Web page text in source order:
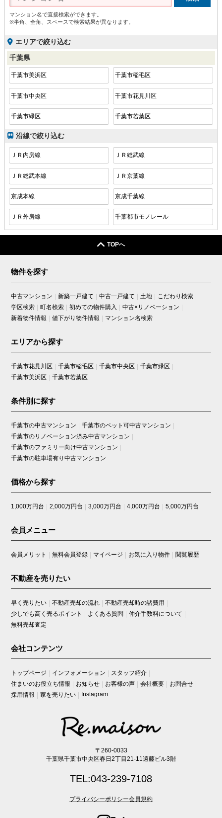
マンション名で直接検索ができます。
※半角、全角、スペースで検索結果が異なります。
エリアで絞り込む
千葉県
千葉市美浜区 千葉市稲毛区
千葉市中央区 千葉市花見川区
千葉市緑区 千葉市若葉区
沿線で絞り込む
ＪＲ内房線 ＪＲ総武線
ＪＲ総武本線 ＪＲ京葉線
京成本線 京成千葉線
ＪＲ外房線 千葉都市モノレール
TOPへ
物件を探す
中古マンション 新築一戸建て 中古一戸建て 土地
こだわり検索
学区検索
町名検索 初めての物件購入
中古×リノベーション
新着物件情報
値下がり物件情報 マンション名検索
エリアから探す
千葉市花見川区 千葉市稲毛区 千葉市中央区
千葉市緑区
千葉市美浜区
千葉市若葉区
条件別に探す
千葉市の中古マンション
千葉市のペット可中古マンション
千葉市のリノベーション済み中古マンション
千葉市のファミリー向け中古マンション
千葉市の駐車場有り中古マンション
価格から探す
1,000万円台 2,000万円台 3,000万円台 4,000万円台 5,000万円台
会員メニュー
会員メリット 無料会員登録 マイページ お気に入り物件 閲覧履歴
不動産を売りたい
早く売りたい 不動産売却の流れ
不動産売却時の諸費用
少しでも高く売るポイント
よくある質問
仲介手数料について
無料売却査定
会社コンテンツ
トップページ インフォメーション
スタッフ紹介
住まいのお役立ち情報
お知らせ お客様の声 会社概要
お問合せ
採用情報
家を売りたい Instagram
〒260-0033
千葉県千葉市中央区春日2丁目21-11遠藤ビル3階
TEL:043-239-7108
プライバシーポリシー会員規約